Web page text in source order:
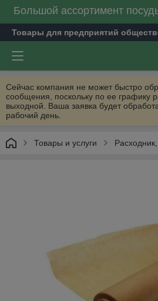
Большой ассортимент
Товары для предприятий
Сейчас компания не может быстро
сообщения, поскольку по ее графику
выходной. Ваша заявка будет
рабочий день.
Товары и услуги